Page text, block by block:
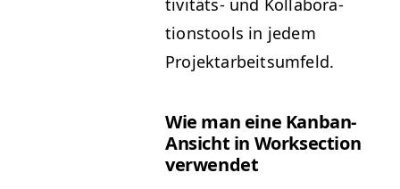
tiv­itäts- und Kol­lab­o­ra­
tionstools in jedem
Projektarbeitsumfeld.
Wie man eine Kan­ban-
Ansicht in Work­sec­tion
verwendet